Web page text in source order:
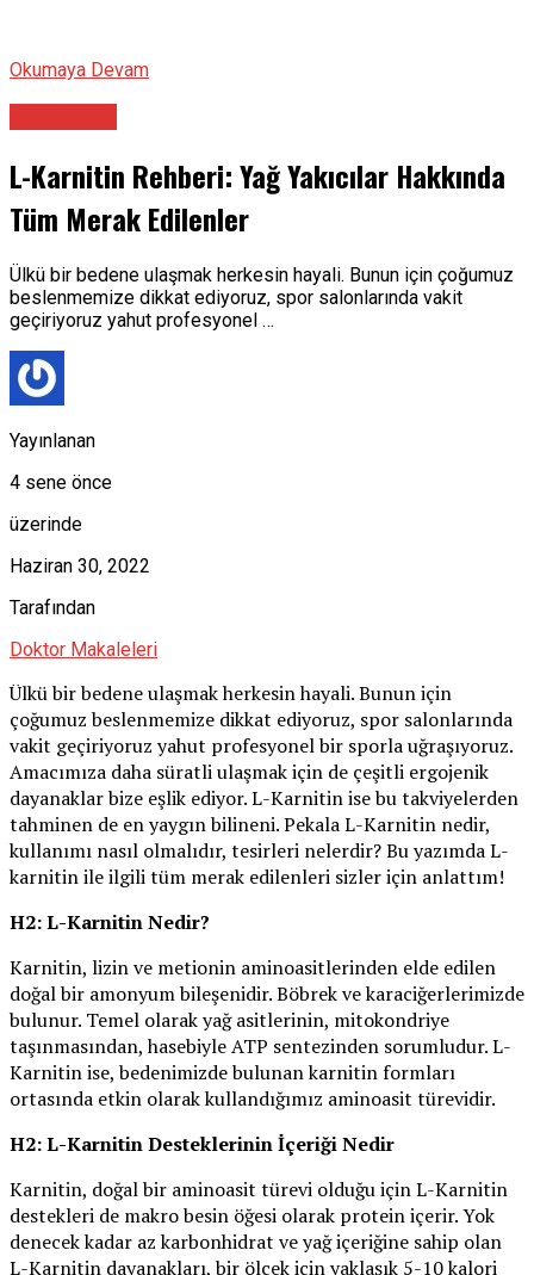
Okumaya Devam
L-Karnitin Rehberi: Yağ Yakıcılar Hakkında
Tüm Merak Edilenler
Ülkü bir bedene ulaşmak herkesin hayali. Bunun için çoğumuz
beslenmemize dikkat ediyoruz, spor salonlarında vakit
geçiriyoruz yahut profesyonel …
Yayınlanan
4 sene önce
üzerinde
Haziran 30, 2022
Tarafından
Doktor Makaleleri
Ülkü bir bedene ulaşmak herkesin hayali. Bunun için
çoğumuz beslenmemize dikkat ediyoruz, spor salonlarında
vakit geçiriyoruz yahut profesyonel bir sporla uğraşıyoruz.
Amacımıza daha süratli ulaşmak için de çeşitli ergojenik
dayanaklar bize eşlik ediyor. L-Karnitin ise bu takviyelerden
tahminen de en yaygın bilineni. Pekala L-Karnitin nedir,
kullanımı nasıl olmalıdır, tesirleri nelerdir? Bu yazımda L-
karnitin ile ilgili tüm merak edilenleri sizler için anlattım!
H2: L-Karnitin Nedir?
Karnitin, lizin ve metionin aminoasitlerinden elde edilen
doğal bir amonyum bileşenidir. Böbrek ve karaciğerlerimizde
bulunur. Temel olarak yağ asitlerinin, mitokondriye
taşınmasından, hasebiyle ATP sentezinden sorumludur. L-
Karnitin ise, bedenimizde bulunan karnitin formları
ortasında etkin olarak kullandığımız aminoasit türevidir.
H2: L-Karnitin Desteklerinin İçeriği Nedir
Karnitin, doğal bir aminoasit türevi olduğu için L-Karnitin
destekleri de makro besin öğesi olarak protein içerir. Yok
denecek kadar az karbonhidrat ve yağ içeriğine sahip olan
L-Karnitin dayanakları, bir ölçek için yaklaşık 5-10 kalori